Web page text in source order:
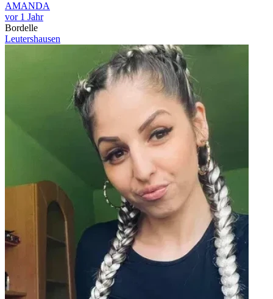
AMANDA
vor 1 Jahr
Bordelle
Leutershausen